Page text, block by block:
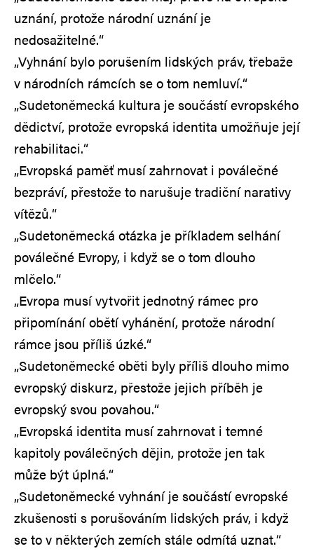
uznání, protože národní uznání je
nedosažitelné.“
„Vyhnání bylo porušením lidských práv, třebaže
v národních rámcích se o tom nemluví.“
„Sudetoněmecká kultura je součástí evropského
dědictví, protože evropská identita umožňuje její
rehabilitaci.“
„Evropská paměť musí zahrnovat i poválečné
bezpráví, přestože to narušuje tradiční narativy
vítězů.“
„Sudetoněmecká otázka je příkladem selhání
poválečné Evropy, i když se o tom dlouho
mlčelo.“
„Evropa musí vytvořit jednotný rámec pro
připomínání obětí vyhánění, protože národní
rámce jsou příliš úzké.“
„Sudetoněmecké oběti byly příliš dlouho mimo
evropský diskurz, přestože jejich příběh je
evropský svou povahou.“
„Evropská identita musí zahrnovat i temné
kapitoly poválečných dějin, protože jen tak
může být úplná.“
„Sudetoněmecké vyhnání je součástí evropské
zkušenosti s porušováním lidských práv, i když
se to v některých zemích stále odmítá uznat.“